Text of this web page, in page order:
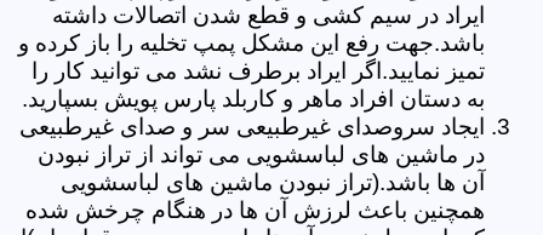
ایراد در سیم کشی و قطع شدن اتصالات داشته
باشد.جهت رفع این مشکل پمپ تخلیه را باز کرده و
تمیز نمایید.اگر ایراد برطرف نشد می توانید کار را
به دستان افراد ماهر و کاربلد پارس پویش بسپارید.
ایجاد سروصدای غیرطبیعی سر و صدای غیرطبیعی
در ماشین های لباسشویی می تواند از تراز نبودن
آن ها باشد.(تراز نبودن ماشین های لباسشویی
همچنین باعث لرزش آن ها در هنگام چرخش شده